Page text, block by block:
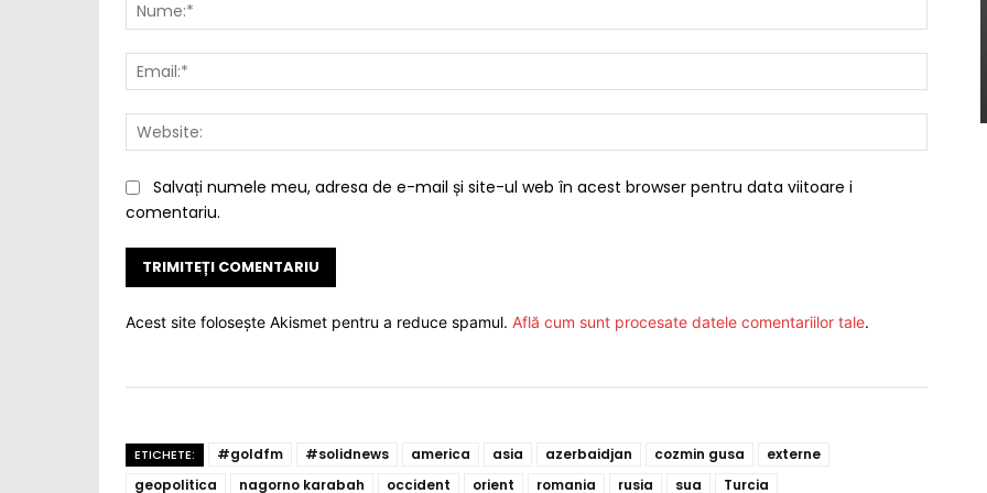
Website:
Salvați numele meu, adresa de e-mail și site-ul web în acest browser pentru data viitoare i
comentariu.
Acest site folosește Akismet pentru a reduce spamul. Află cum sunt procesate datele comentariilor tale.
ETICHETE: #goldfm #solidnews america asia azerbaidjan cozmin gusa
externe
geopolitica
nagorno karabah occident orient romania rusia sua Turcia